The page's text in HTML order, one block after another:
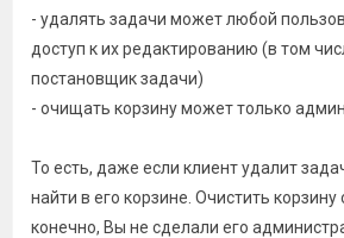
- удалять задачи может любой
доступ к их редактированию (в том
постановщик задачи)
- очищать корзину может только
То есть, даже если клиент удалит
найти в его корзине. Очистить
конечно, Вы не сделали его